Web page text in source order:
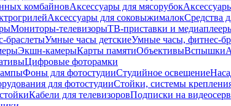
комбайновАксессуары для мясорубок
Аксессуары для соковыжималокСредства
Мониторы-телевизорыТВ-приставки и
браслетыУмные часы детскиеУмные часы, фитнес-
Экшн-камерыКарты памятиОбъективыВспышки
Цифровые фоторамки
Фоны для фотостудииСтудийное освещение
для фотостудииСтойки, системы
Кабели для телевизоровПодписки на